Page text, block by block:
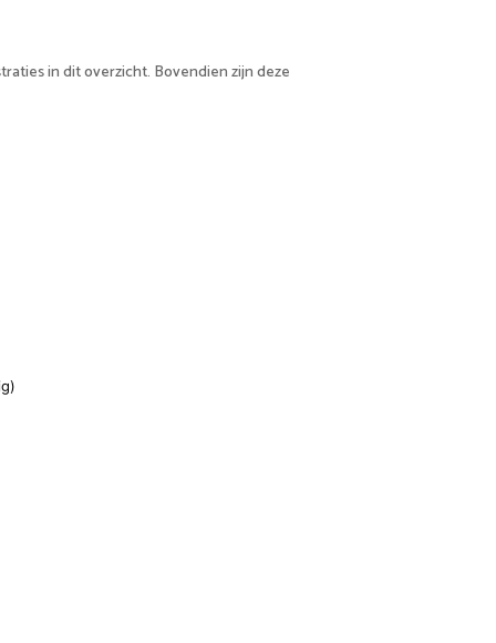
in dit overzicht. Bovendien zijn deze